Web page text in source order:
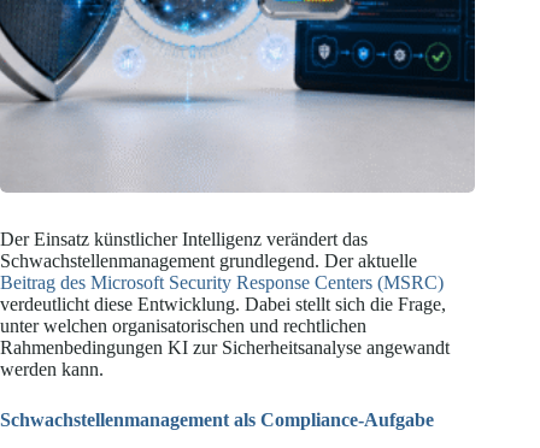
Der Einsatz künstlicher Intelligenz verändert das
Schwachstellenmanagement grundlegend. Der aktuelle
Beitrag des Microsoft Security Response Centers (MSRC)
verdeutlicht diese Entwicklung. Dabei stellt sich die Frage,
unter welchen organisatorischen und rechtlichen
Rahmenbedingungen KI zur Sicherheitsanalyse angewandt
werden kann.
Schwachstellenmanagement als Compliance-Aufgabe